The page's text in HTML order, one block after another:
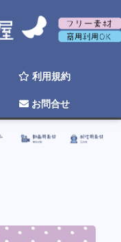
利用規約
お問合せ
たい ☆
動画用素材 配信用素材